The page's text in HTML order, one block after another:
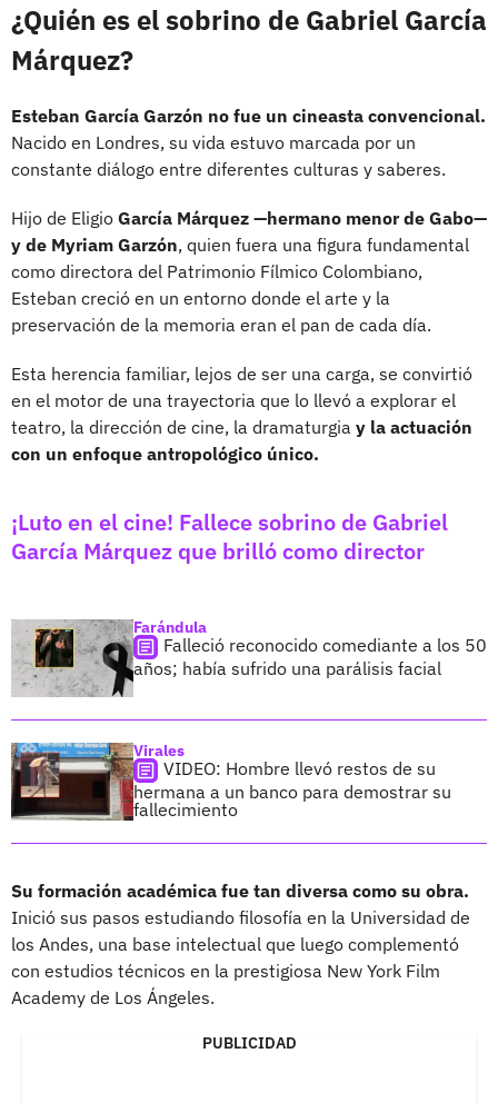
¿Quién es el sobrino de Gabriel García
Márquez?
Esteban García Garzón no fue un cineasta convencional.
Nacido en Londres, su vida estuvo marcada por un
constante diálogo entre diferentes culturas y saberes.
Hijo de Eligio García Márquez —hermano menor de Gabo—
y de Myriam Garzón, quien fuera una figura fundamental
como directora del Patrimonio Fílmico Colombiano,
Esteban creció en un entorno donde el arte y la
preservación de la memoria eran el pan de cada día.
Esta herencia familiar, lejos de ser una carga, se convirtió
en el motor de una trayectoria que lo llevó a explorar el
teatro, la dirección de cine, la dramaturgia y la actuación
con un enfoque antropológico único.
¡Luto en el cine! Fallece sobrino de Gabriel
García Márquez que brilló como director
Farándula
Falleció reconocido comediante a los 50
años; había sufrido una parálisis facial
Virales
VIDEO: Hombre llevó restos de su
hermana a un banco para demostrar su
fallecimiento
Su formación académica fue tan diversa como su obra.
Inició sus pasos estudiando filosofía en la Universidad de
los Andes, una base intelectual que luego complementó
con estudios técnicos en la prestigiosa New York Film
Academy de Los Ángeles.
PUBLICIDAD